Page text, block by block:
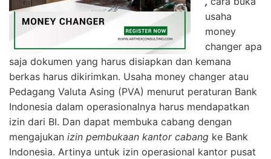
usaha
money
changer apa
saja dokumen yang harus disiapkan dan kemana
berkas harus dikirimkan. Usaha money changer atau
Pedagang Valuta Asing (PVA) menurut peraturan Bank
Indonesia dalam operasionalnya harus mendapatkan
izin dari BI. Dan dapat membuka cabang dengan
mengajukan izin pembukaan kantor cabang ke Bank
Indonesia. Artinya untuk izin operasional kantor pusat